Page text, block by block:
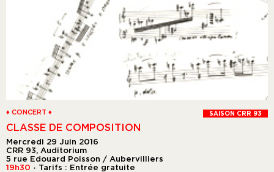
SAISON CRR 93
♦ CONCERT ♦
CLASSE DE COMPOSITION
Mercredi 29 Juin 2016
CRR 93, Auditorium
5 rue Edouard Poisson / Aubervilliers
19h30
● Tarifs : Entrée gratuite